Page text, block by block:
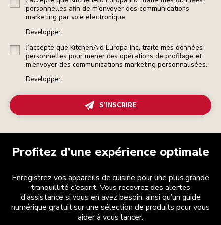
personnelles afin de m’envoyer des communications
marketing par voie électronique.
Développer
J’accepte que KitchenAid Europa Inc. traite mes données
personnelles pour mener des opérations de profilage et
m’envoyer des communications marketing personnalisées.
Développer
S’INSCRIRE
Profitez d’une expérience optimale
Enregistrez vos appareils de cuisine pour une plus grande
tranquillité d’esprit. Vous recevrez des alertes
d’assistance si vous en avez besoin, ainsi qu’un guide
numérique gratuit sur une sélection de produits pour vous
aider à vous lancer.